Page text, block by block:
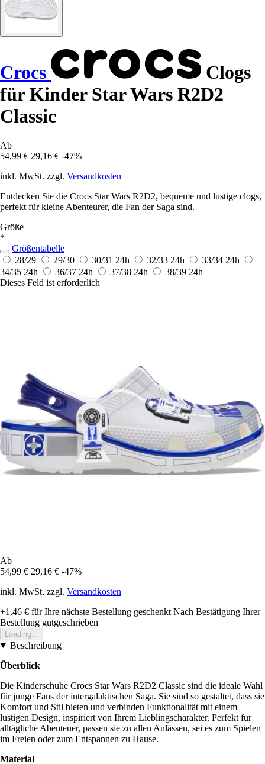
Crocs
Clogs
für Kinder Star Wars R2D2
Classic
Ab
54,99 € 29,16 € -47%
inkl. MwSt. zzgl. Versandkosten
Entdecken Sie die Crocs Star Wars R2D2, bequeme und lustige clogs,
perfekt für kleine Abenteurer, die Fan der Saga sind.
Größe
*
Größentabelle
28/29
29/30 30/31 24h 32/33 24h 33/34 24h
34/35 24h 36/37 24h 37/38 24h 38/39 24h
Dieses Feld ist erforderlich
Ab
54,99 € 29,16 € -47%
inkl. MwSt. zzgl. Versandkosten
+1,46 € für Ihre nächste Bestellung geschenkt Nach Bestätigung Ihrer
Bestellung gutgeschrieben
Loading...
Beschreibung
Überblick
Die Kinderschuhe Crocs Star Wars R2D2 Classic sind die ideale Wahl
für junge Fans der intergalaktischen Saga. Sie sind so gestaltet, dass sie
Komfort und Stil bieten und verbinden Funktionalität mit einem
lustigen Design, inspiriert von Ihrem Lieblingscharakter. Perfekt für
alltägliche Abenteuer, passen sie zu allen Anlässen, sei es zum Spielen
im Freien oder zum Entspannen zu Hause.
Material